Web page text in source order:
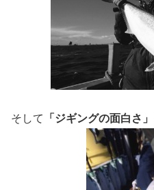
そして 「ジギングの面白さ」